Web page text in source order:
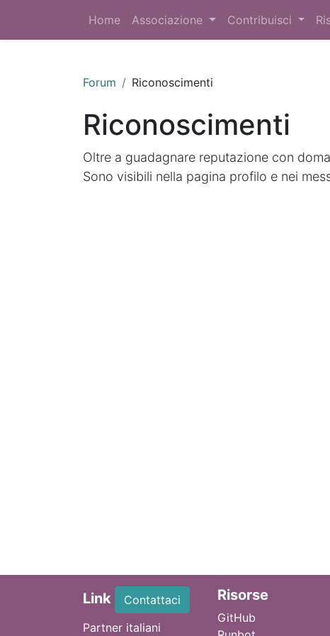
Home Associazione Contribuisci
Forum Riconoscimenti
Riconoscimenti
Oltre a guadagnare reputazione con
Sono visibili nella pagina profilo e nei
Link
Contattaci
Partner italiani
Risorse
GitHub